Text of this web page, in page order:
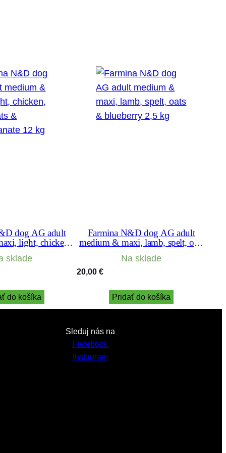
dog AG adult
light, chicken,
sklade
do košíka
Farmina N&D dog AG adult
medium & maxi, lamb, spelt, oats
Na sklade
20,00 €
Pridať do košíka
Sleduj nás na
Facebook
Instagram